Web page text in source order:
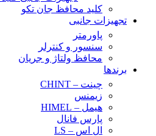
کلید محافظ جان تکو
تجهیزات جانبی
پاورمتر
سنسور و کنترلر
محافظ ولتاژ و‌ جریان
برندها
چینت – CHINT
زیمنس
هیمل – HIMEL
پارس فانال
ال اس – LS